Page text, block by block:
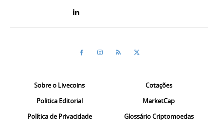
Sobre o Livecoins
Politica Editorial
Política de Privacidade
Cotações
MarketCap
Glossário Criptomoedas